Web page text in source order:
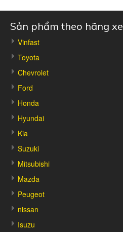
Sản phẩm theo hãng xe
Vinfast
Toyota
Chevrolet
Ford
Honda
Hyundai
Kia
Suzuki
Mitsubishi
Mazda
Peugeot
nissan
Isuzu